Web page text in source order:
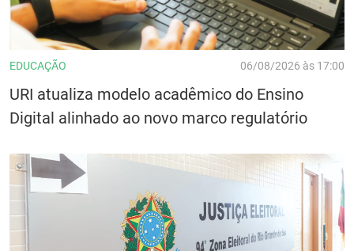
EDUCAÇÃO 06/08/2026 às 17:00
URI atualiza modelo acadêmico do Ensino
Digital alinhado ao novo marco regulatório